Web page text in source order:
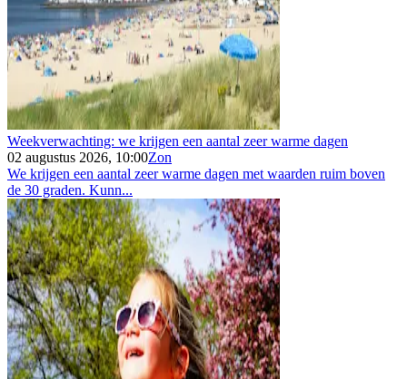
Weekverwachting: we krijgen een aantal zeer warme dagen
02 augustus 2026, 10:00Zon
We krijgen een aantal zeer warme dagen met waarden ruim boven
de 30 graden. Kunn...